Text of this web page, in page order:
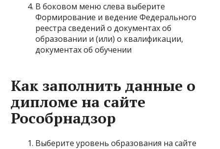
В боковом меню слева выберите
Формирование и ведение Федерального
реестра сведений о документах об
образовании и (или) о квалификации,
документах об обучении
Как заполнить данные о
дипломе на сайте
Рособрнадзор
Выберите уровень образования на сайте